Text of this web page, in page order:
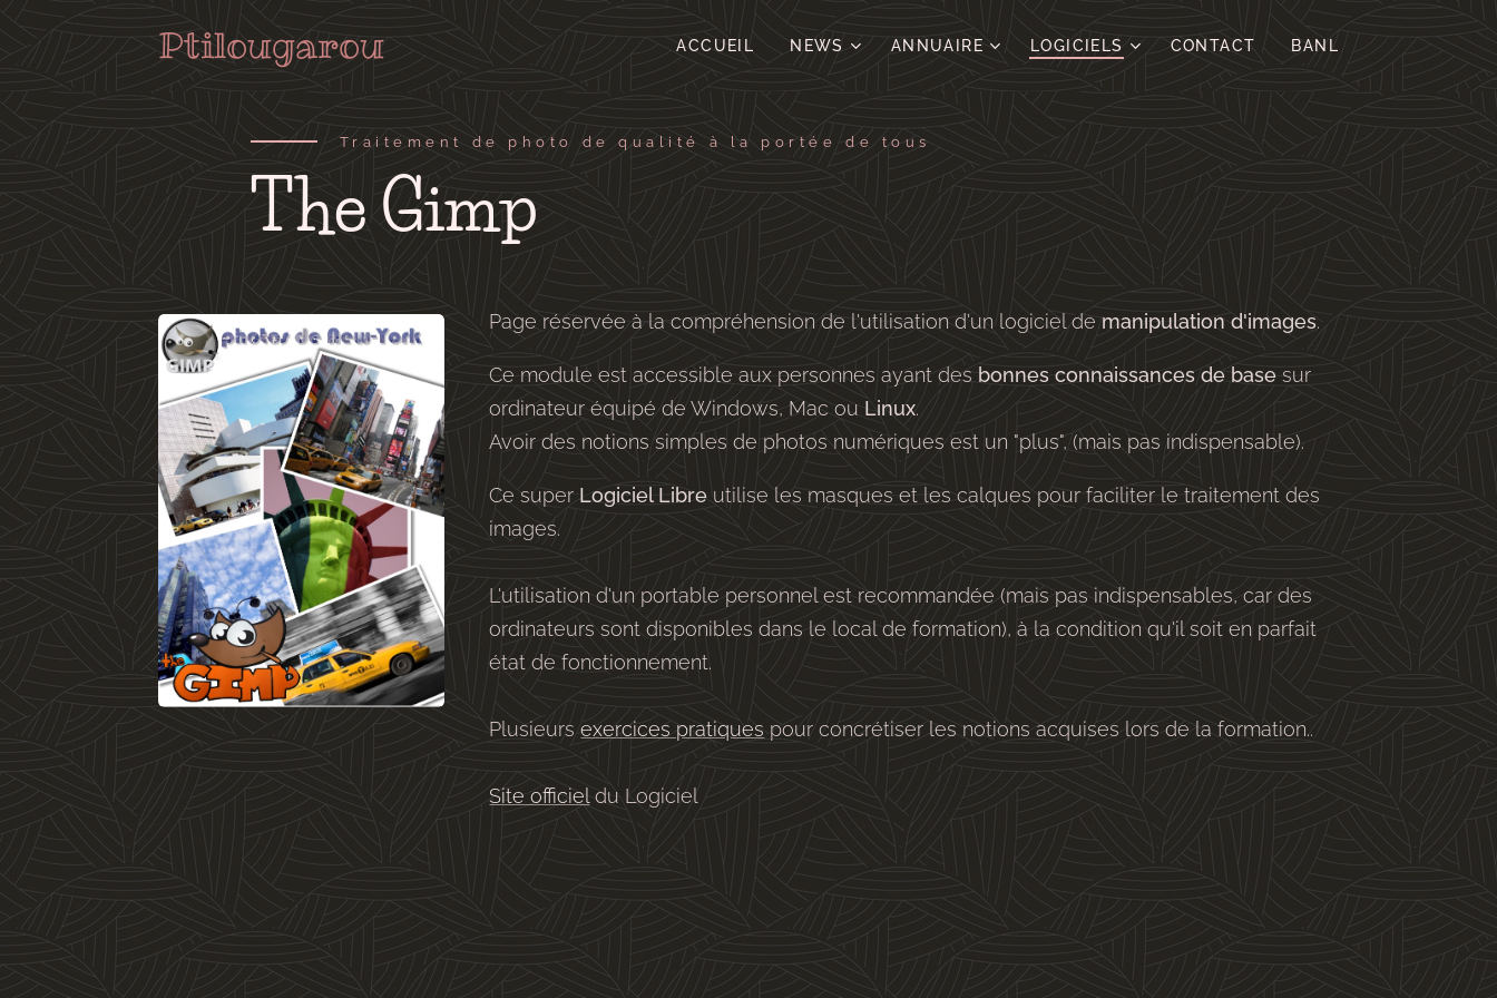
Ptilougarou ACCUEIL NEWS ANNUAIRE LOGICIELS CONTACT BANL
Traitement de photo de qualité à la portée de tous
The Gimp
Page réservée à la compréhension de l'utilisation d'un logiciel de manipulation d'images.
Ce module est accessible aux personnes ayant des bonnes connaissances de base sur
ordinateur équipé de Windows, Mac ou Linux.
Avoir des notions simples de photos numériques est un "plus", (mais pas indispensable).
Ce superLogiciel Libre utilise les masques et les calques pour faciliter le traitement des
images.
L'utilisation d'un portable personnel est recommandée (mais pas indispensables, car des
ordinateurs sont disponibles dans le local de formation), à la condition qu'il soit en parfait
état de fonctionnement.
Plusieursexercices pratiquespour concrétiser les notions acquises lors de la formation..
Site officiel du Logiciel